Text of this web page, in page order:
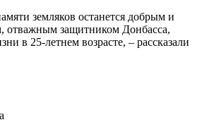
земляков останется добрым и
отважным защитником Донбасса,
в 25-летнем возрасте, – рассказали